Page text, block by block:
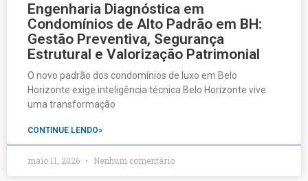
Engenharia Diagnóstica em
Condomínios de Alto Padrão em BH:
Gestão Preventiva, Segurança
Estrutural e Valorização Patrimonial
O novo padrão dos condomínios de luxo em Belo
Horizonte exige inteligência técnica Belo Horizonte vive
uma transformação
CONTINUE LENDO»
maio 11, 2026 Nenhum comentário